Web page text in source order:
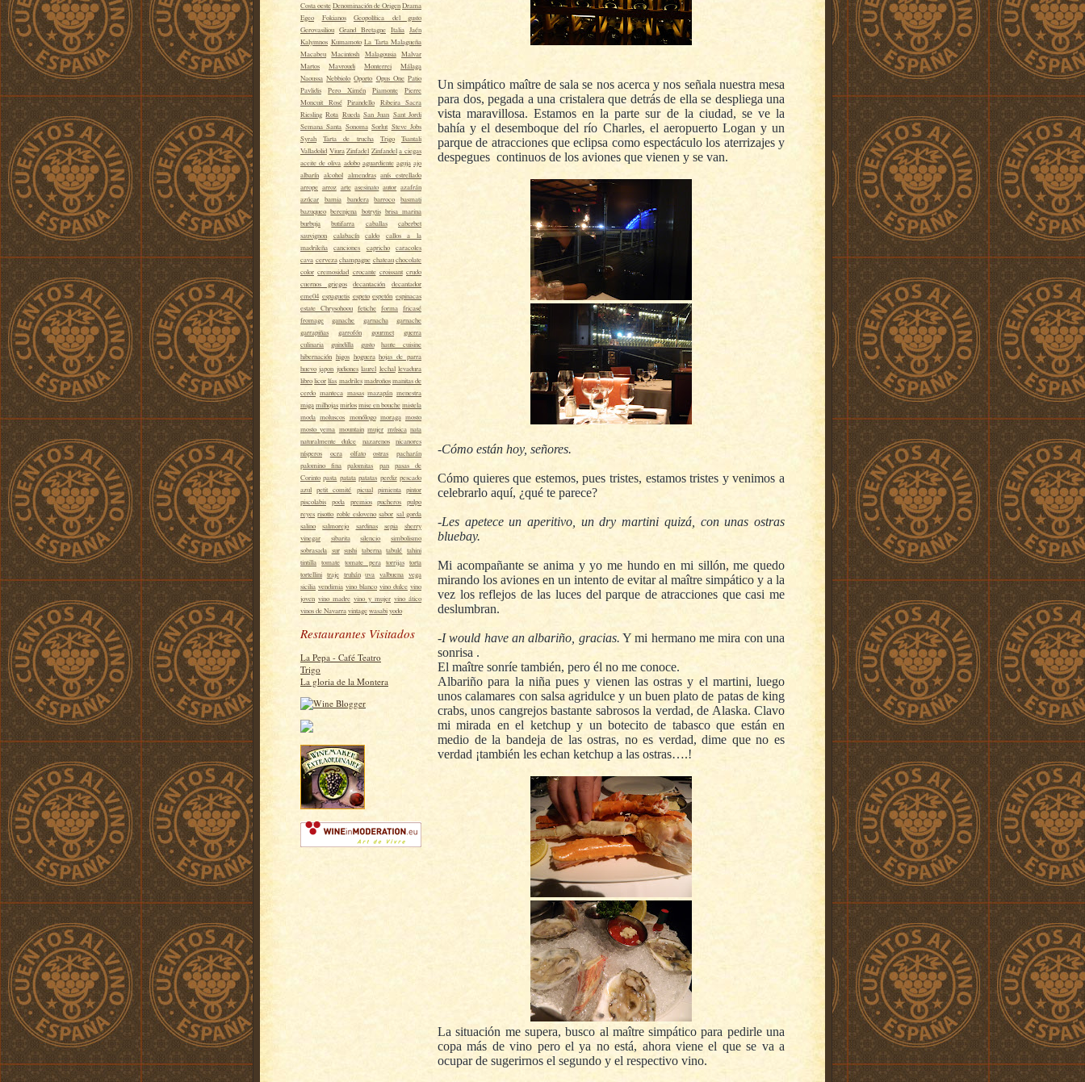
Costa oesteDenominación de OrigenDrama
Egeo
Fokianos
Geopolítica del gusto
Gerovasiliou Grand Bretagne Italia Jaén
Kalymnos Kumamoto La Tarta Malagueña
Macabeu Macintosh Malagousia Malvar
Martos
Mavroudi Monterrei
Málaga
Naoussa Nebbiolo Oporto Opus One Patio
Pavlidis
Pero Ximén Piamonte
Pierre
Moncuit Rosé Pirandello Ribeira Sacra
Riesling Rota Rueda San Juan Sant Jordi
Semana Santa Sonoma Sorlut Steve Jobs
Syrah
Tarta de trucha Trigo
Tsantali
Valladolid Viura Zinfadel Zinfandel a ciegas
aceite de oliva adobo aguardiente aguja ajo
albarín alcohol almendras anís estrellado
arrope arroz arte asesinato autor azafrán
azúcar bamia bandera barroco basmati
bazuqueo berenjena botrytis brisa marina
burbuja
butifarra caballas
caberbet
sauvignon
calabacín caldo
callos a la
madrileña
canciones capricho
caracoles
cava cerveza champagne chateau chocolate
color cremosidad crocante croissant crudo
cuernos griegos
decantación
decantador
eme04 espaguetis espeto espetón espinacas
estate Chrysohoou fetiche forma fricasé
fromage
ganache garnacha
garnache
garrapiñas
garrofón gourmet
guerra
culinaria
guindilla gusto
haute cuisine
hibernación higos hoguera hojas de parra
huevo japon judiones laurel lechal levadura
librolicorlías madriles madroñosmanitas de
cerdo manteca masas mazapán menestra
migamilhojasmirlosmise en bouchemistela
moda moluscos monólogo moraga mosto
mosto yema mountain mujer música nata
naturalmente dulce
nazarenos
nicanores
nísperos
ocra olfato ostras
pacharán
palomino fina
palomitas pan
pasas de
Corinto pasta patata patatas perdiz pescado
azul petit comité picual pimienta pintor
piscolabis poda premios pucheros pulpo
reyes risotto roble esloveno sabor sal gorda
salino
salmorejo sardinas sepia
sherry
vinegar
sibarita silencio
simbolismo
sobrasada sur sushi taberna tabulé tahini
tintilla tomate tomate pera torrijas torta
tortellini traje truhán uva valbuena vega
sicilia vendimia vino blanco vino dulce vino
joven vino madre vino y mujer vino ático
vinos de Navarravintagewasabiyodo
Restaurantes Visitados
La Pepa - Café Teatro
Trigo
La gloria de la Montera
Un simpático maître de sala se nos acerca y nos señala nuestra mesa
para dos, pegada a una cristalera que detrás de ella se despliega una
vista maravillosa. Estamos en la parte sur de la ciudad, se ve la
bahía y el desemboque del río Charles, el aeropuerto Logan y un
parque de atracciones que eclipsa como espectáculo los aterrizajes y
despegues continuos de los aviones que vienen y se van.
-Cómo están hoy, señores.
Cómo quieres que estemos, pues tristes, estamos tristes y venimos a
celebrarlo aquí, ¿qué te parece?
-Les apetece un aperitivo, un dry martini quizá, con unas ostras
bluebay.
Mi acompañante se anima y yo me hundo en mi sillón, me quedo
mirando los aviones en un intento de evitar al maître simpático y a la
vez los reflejos de las luces del parque de atracciones que casi me
deslumbran.
-I would have an albariño, gracias. Y mi hermano me mira con una
sonrisa .
El maître sonríe también, pero él no me conoce.
Albariño para la niña pues y vienen las ostras y el martini, luego
unos calamares con salsa agridulce y un buen plato de patas de king
crabs, unos cangrejos bastante sabrosos la verdad, de Alaska. Clavo
mi mirada en el ketchup y un botecito de tabasco que están en
medio de la bandeja de las ostras, no es verdad, dime que no es
verdad ¡también les echan ketchup a las ostras….!
La situación me supera, busco al maître simpático para pedirle una
copa más de vino pero el ya no está, ahora viene el que se va a
ocupar de sugerirnos el segundo y el respectivo vino.